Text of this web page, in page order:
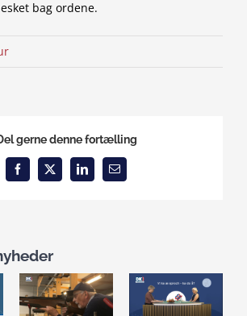
bag ordene.
gerne denne fortælling
Facebook
X LinkedInEmail